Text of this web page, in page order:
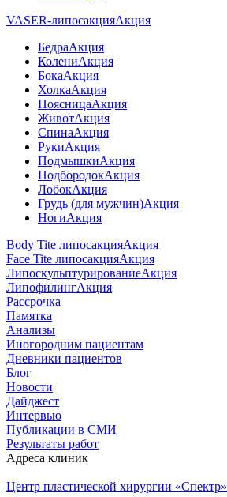
VASER-липосакцияАкция
БедраАкция
КолениАкция
БокаАкция
ХолкаАкция
ПоясницаАкция
ЖивотАкция
СпинаАкция
РукиАкция
ПодмышкиАкция
ПодбородокАкция
ЛобокАкция
Грудь (для мужчин)Акция
НогиАкция
Body Tite липосакцияАкция
Face Tite липосакцияАкция
ЛипоскульптурированиеАкция
ЛипофилингАкция
Рассрочка
Памятка
Анализы
Иногородним пациентам
Дневники пациентов
Блог
Новости
Дайджест
Интервью
Публикации в СМИ
Результаты работ
Адреса клиник
Центр пластической хирургии «Спектр»